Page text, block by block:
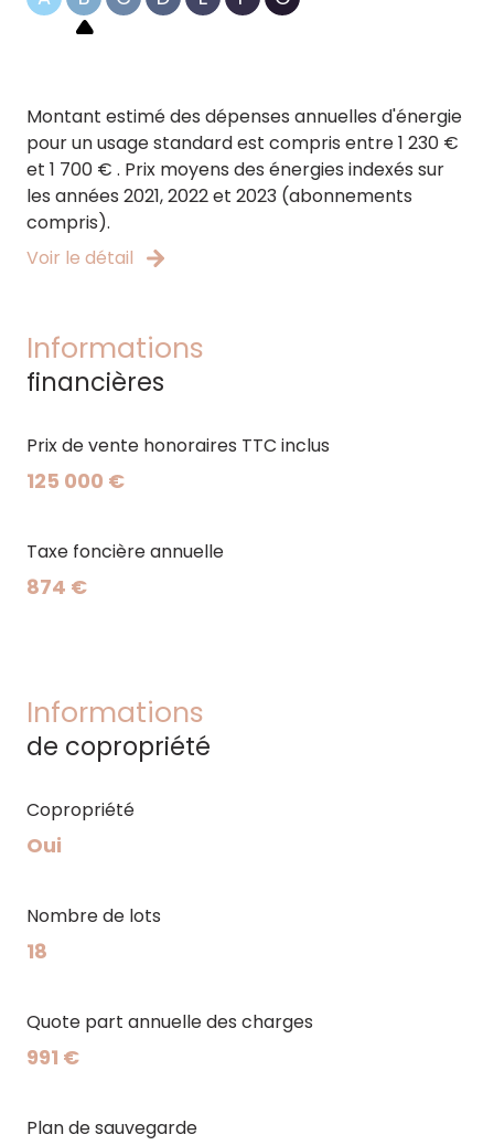
Montant estimé des dépenses annuelles d'énergie
pour un usage standard est compris entre 1 230 €
et 1 700 € . Prix moyens des énergies indexés sur
les années 2021, 2022 et 2023 (abonnements
compris).
Voir le détail
Informations
financières
Prix de vente honoraires TTC inclus
125 000 €
Taxe foncière annuelle
874 €
Informations
de copropriété
Copropriété
Oui
Nombre de lots
18
Quote part annuelle des charges
991 €
Plan de sauvegarde